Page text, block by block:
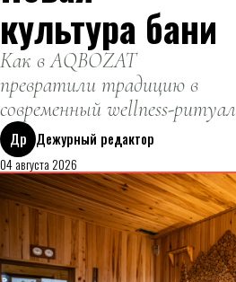
культура бани
Как в AQBOZAT
превратили традицию в
современный wellness-ритуал
Др Дежурный редактор
04 августа 2026